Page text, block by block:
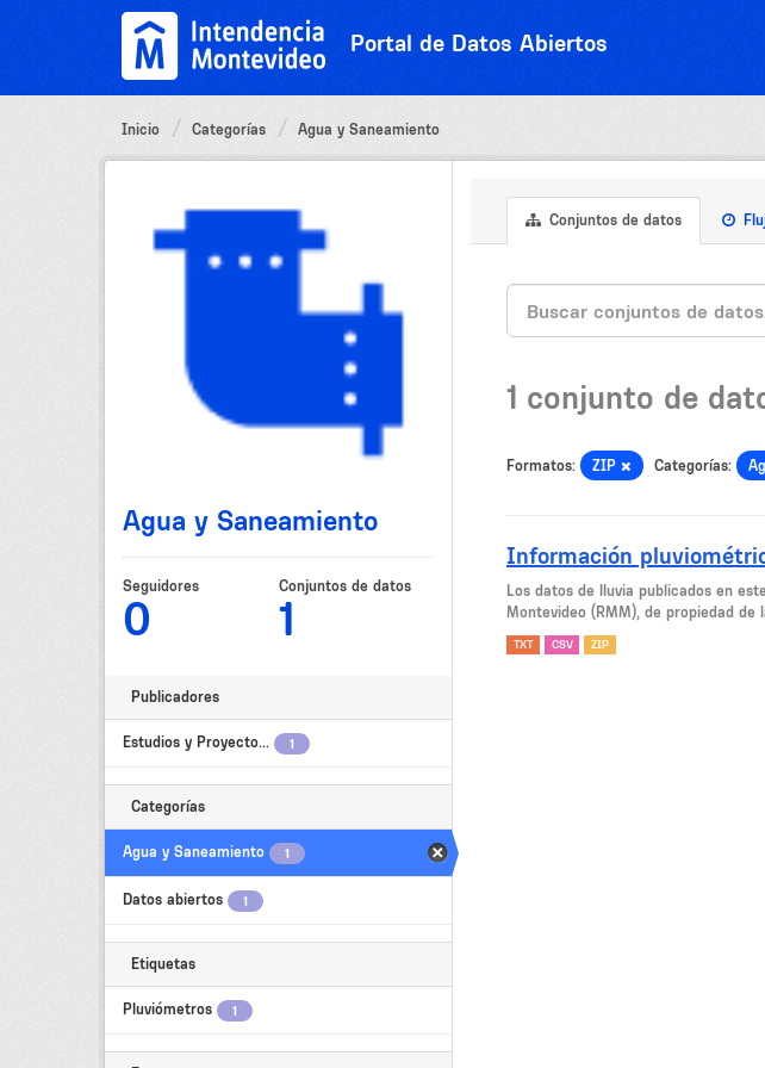
Portal de Datos Abiertos
Inicio Categorías Agua y Saneamiento
Agua y Saneamiento
Seguidores
0
Conjuntos de datos
1
Publicadores
Estudios y Proyecto... 1
Categorías
Agua y Saneamiento 1
Datos abiertos 1
Etiquetas
Pluviómetros 1
Conjuntos de datos
1 conjunto de
Formatos: ZIP Categorías:
Información
Los datos de lluvia publicados en
Montevideo (RMM), de propiedad de
TXT CSV ZIP